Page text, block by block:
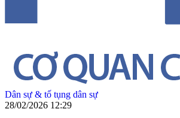
Dân sự & tố tụng dân sự
28/02/2026 12:29